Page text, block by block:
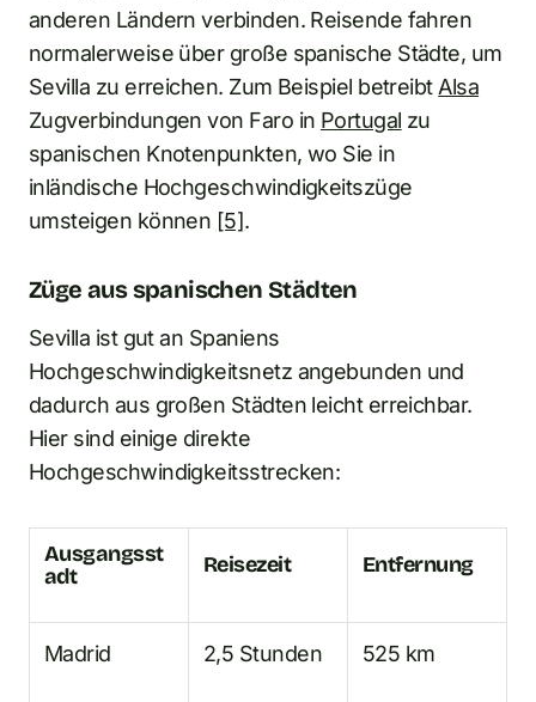
anderen Ländern verbinden. Reisende fahren
normalerweise über große spanische Städte, um
Sevilla zu erreichen. Zum Beispiel betreibt Alsa
Zugverbindungen von Faro in Portugal zu
spanischen Knotenpunkten, wo Sie in
inländische Hochgeschwindigkeitszüge
umsteigen können [5].
Züge aus spanischen Städten
Sevilla ist gut an Spaniens
Hochgeschwindigkeitsnetz angebunden und
dadurch aus großen Städten leicht erreichbar.
Hier sind einige direkte
Hochgeschwindigkeitsstrecken:
Ausgangsst
adt
Reisezeit Entfernung
Madrid 2,5 Stunden 525 km